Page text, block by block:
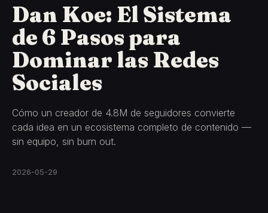
Dan Koe: El Sistema
de 6 Pasos para
Dominar las Redes
Sociales
Cómo un creador de 4.8M de seguidores convierte
cada idea en un ecosistema completo de contenido —
sin equipo, sin burn out.
2026-05-29